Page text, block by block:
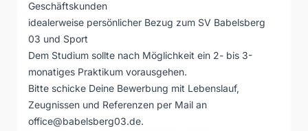
Geschäftskunden
idealerweise persönlicher Bezug zum SV Babelsberg
03 und Sport
Dem Studium sollte nach Möglichkeit ein 2- bis 3-
monatiges Praktikum vorausgehen.
Bitte schicke Deine Bewerbung mit Lebenslauf,
Zeugnissen und Referenzen per Mail an
office@babelsberg03.de.